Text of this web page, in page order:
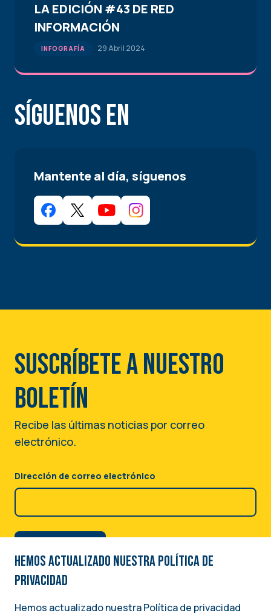
LA EDICIÓN #43 DE RED
INFORMACIÓN
INFOGRAFÍA 29 Abril 2024
Síguenos en
Mantente al día, síguenos
Suscríbete a nuestro
boletín
Recibe las últimas noticias por correo
electrónico.
Dirección de correo electrónico
Hemos actualizado nuestra Política de
privacidad
Hemos actualizado nuestra Política de privacidad